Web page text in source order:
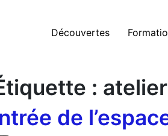
Découvertes
:
de